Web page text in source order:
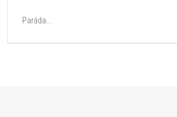
Paráda...